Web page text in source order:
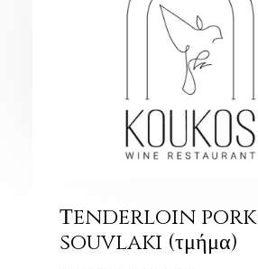
Τenderloin pork
souvlaki (τμήμα)